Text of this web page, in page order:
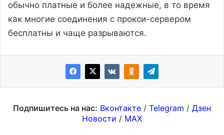
обычно платные и более надежные, в то время
как многие соединения с прокси-сервером
бесплатны и чаще разрываются.
Подпишитесь на нас: Вконтакте / Telegram / Дзен
Новости / MAX